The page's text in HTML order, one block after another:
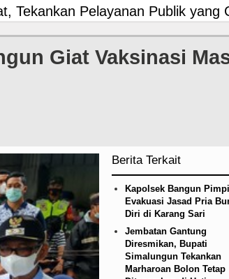
Tekankan Pelayanan Publik yang
di Anfield Minggu 9 Agustus 2026
Produksi Kelapa di Nias Utara
Daerah se-Kepulauan Nias
Soroti Kinerja Kadis
Tapanuli Utara Gotong Royong
Villa Laga Persahabatan di Hong
Giat Vaksinasi
Berita Terkait
Kapolsek Bangun
Evakuasi Jasad Pria
Diri di Karang Sari
Jembatan Gantung
Diresmikan, Bupati
Simalungun Tekankan
Marharoan Bolon Tetap